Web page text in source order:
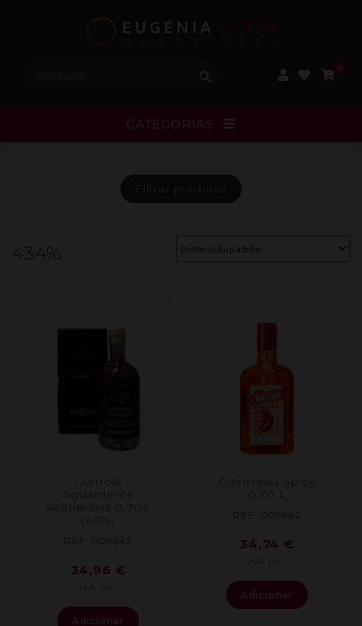
CATEGORIAS
Filtrar produtos
43.4%
Aguardente
Velhissima 0.70L
(40%)
REF: 009943
34,96 €
Adicionar
Cointreau Spicy
0,70 L
REF: 009942
34,74 €
Adicionar